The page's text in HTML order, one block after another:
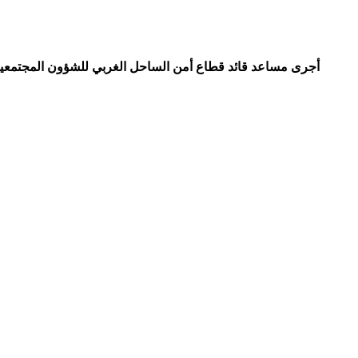
أجرى مساعد قائد قطاع أمن الساحل الغربي للشؤون